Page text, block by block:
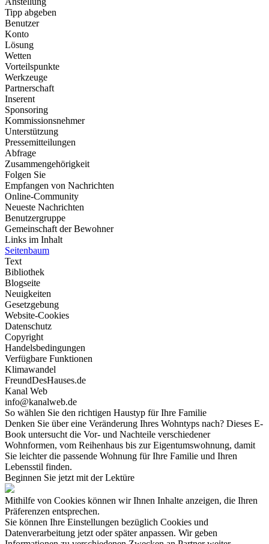
Tipp abgeben
Benutzer
Konto
Lösung
Wetten
Vorteilspunkte
Werkzeuge
Partnerschaft
Inserent
Sponsoring
Kommissionsnehmer
Unterstützung
Pressemitteilungen
Abfrage
Zusammengehörigkeit
Folgen Sie
Empfangen von Nachrichten
Online-Community
Neueste Nachrichten
Benutzergruppe
Gemeinschaft der Bewohner
Links im Inhalt
Seitenbaum
Text
Bibliothek
Blogseite
Neuigkeiten
Gesetzgebung
Website-Cookies
Datenschutz
Copyright
Handelsbedingungen
Verfügbare Funktionen
Klimawandel
FreundDesHauses.de
Kanal Web
info@kanalweb.de
So wählen Sie den richtigen Haustyp für Ihre Familie
Denken Sie über eine Veränderung Ihres Wohntyps nach? Dieses E-
Book untersucht die Vor- und Nachteile verschiedener
Wohnformen, vom Reihenhaus bis zur Eigentumswohnung, damit
Sie leichter die passende Wohnung für Ihre Familie und Ihren
Lebensstil finden.
Beginnen Sie jetzt mit der Lektüre
Mithilfe von Cookies können wir Ihnen Inhalte anzeigen, die Ihren
Präferenzen entsprechen.
Sie können Ihre Einstellungen bezüglich Cookies und
Datenverarbeitung jetzt oder später anpassen. Wir geben